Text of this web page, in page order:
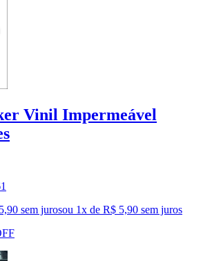
Vinil Impermeável
sem jurosou 1x de R$ 5,90 sem juros